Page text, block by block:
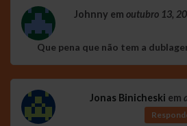
Johnny em outubro 13,
Que pena que não tem a
Jonas Binicheski em